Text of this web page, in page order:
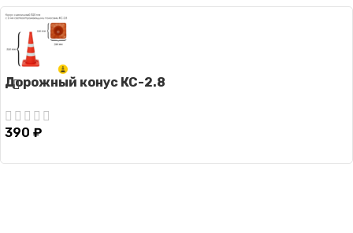
Дорожный конус КС-2.8
390 ₽